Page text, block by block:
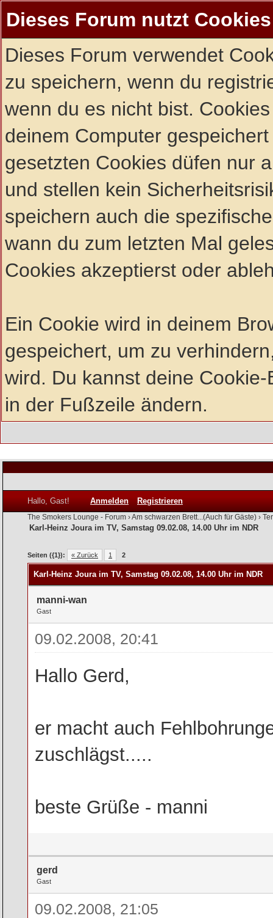
Dieses Forum nutzt Cookies
Dieses Forum verwendet
zu speichern, wenn du
wenn du es nicht bist.
deinem Computer
gesetzten Cookies düfen nur
und stellen kein
speichern auch die
wann du zum letzten Mal
Cookies akzeptierst oder
Ein Cookie wird in deinem
gespeichert, um zu
wird. Du kannst deine
in der Fußzeile ändern.
Hallo, Gast! Anmelden Registrieren
The Smokers Lounge - Forum ›Am schwarzen Brett...(Auch für Gäste) ›
Karl-Heinz Joura im TV, Samstag 09.02.08, 14.00 Uhr im NDR
Seiten ({1}): « Zurück 1 2
Karl-Heinz Joura im TV, Samstag 09.02.08, 14.00 Uhr im NDR
manni-wan
Gast
09.02.2008, 20:41
Hallo Gerd,
er macht auch
zuschlägst.....
beste Grüße - manni
gerd
Gast
09.02.2008, 21:05